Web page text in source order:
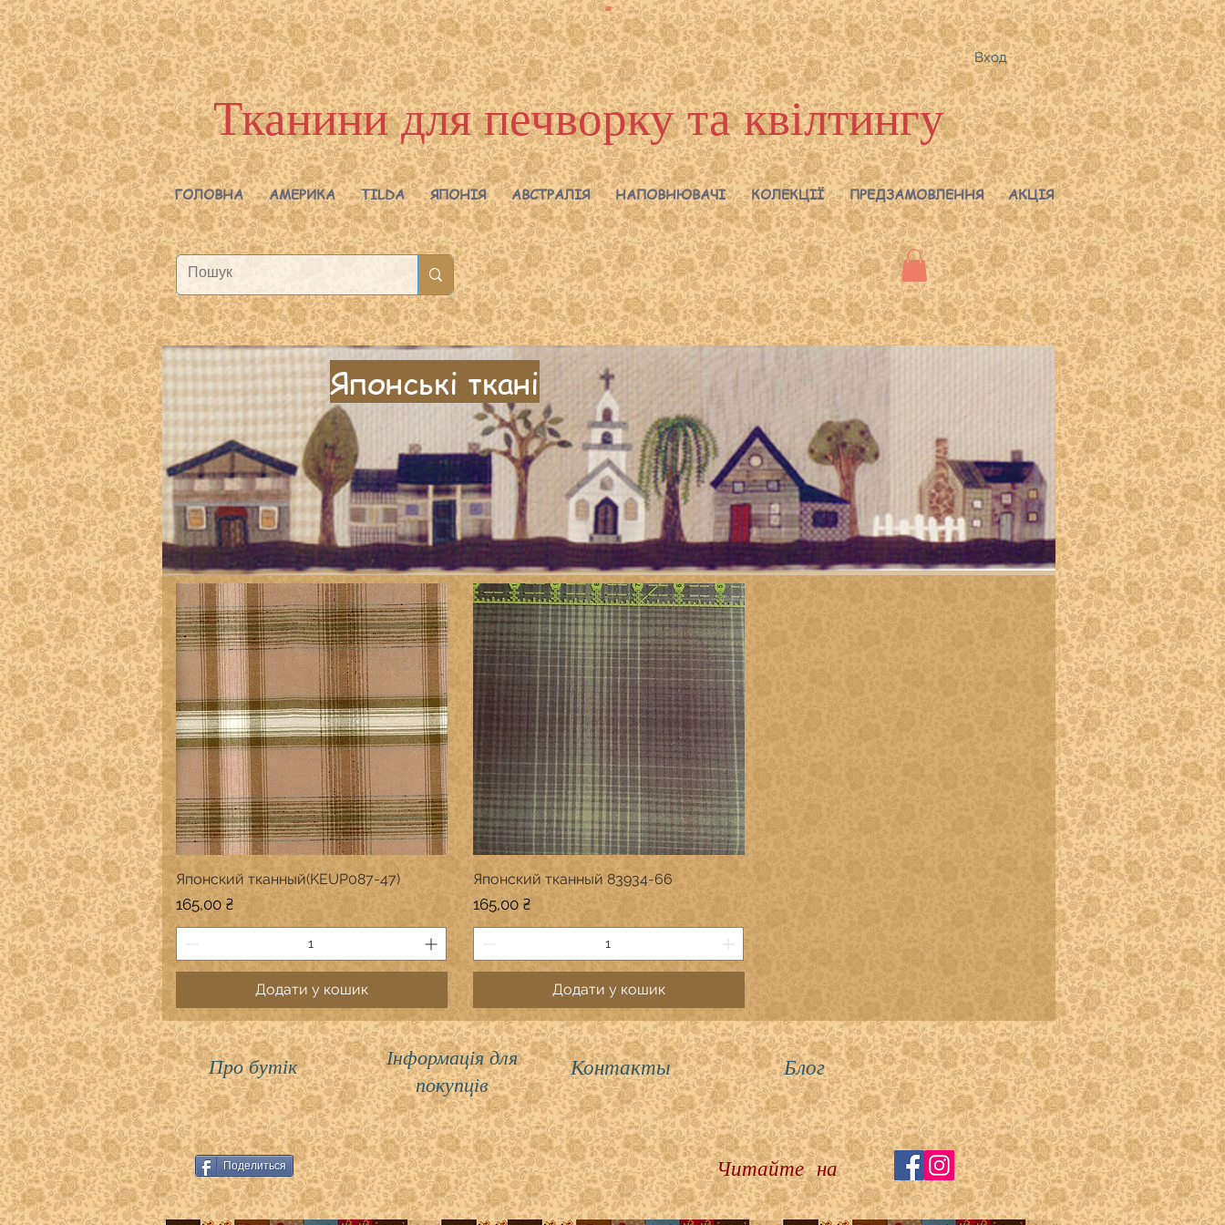
Вход
Тканини для печворку та квілтингу
ГОЛОВНА АМЕРИКА TILDA ЯПОНІЯ АВСТРАЛІЯ НАПОВНЮВАЧІ КОЛЕКЦІЇ ПРЕДЗАМОВЛЕННЯ АКЦІЯ
Японські ткані
Швидкий перегляд
Японский тканный(KEUP087-47)
Ціна
165,00 ₴
Додати у кошик
Швидкий перегляд
Японский тканный 83934-66
Ціна
165,00 ₴
Додати у кошик
Про бутік
Інформація для
покупців
Контакты Блог
Поделиться Читайте на